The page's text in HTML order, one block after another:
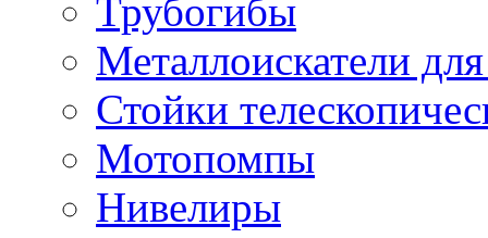
Трубогибы
Металлоискатели
Стойки
Мотопомпы
Нивелиры